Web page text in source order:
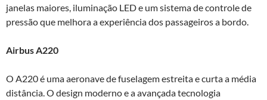
janelas maiores, iluminação LED e um sistema de controle de
pressão que melhora a experiência dos passageiros a bordo.
Airbus A220
O A220 é uma aeronave de fuselagem estreita e curta a média
distância. O design moderno e a avançada tecnologia